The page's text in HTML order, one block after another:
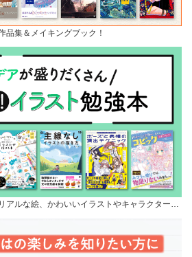
品集＆メイキングブック！
アルな絵、かわいいイラストやキャラクター…